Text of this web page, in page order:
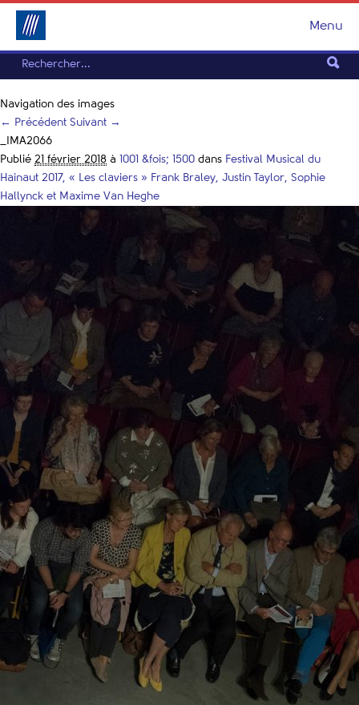
Menu
Navigation des images
← Précédent Suivant →
_IMA2066
Publié 21 février 2018 à 1001 &fois; 1500 dans Festival Musical du
Hainaut 2017, « Les claviers » Frank Braley, Justin Taylor, Sophie
Hallynck et Maxime Van Heghe